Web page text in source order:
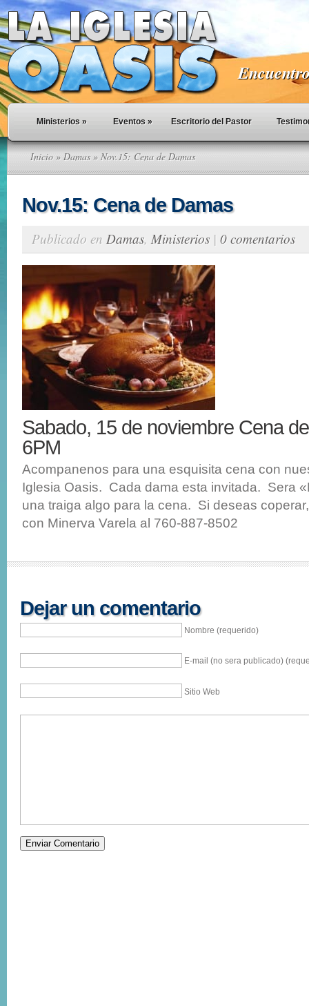
Ministerios » Eventos » Escritorio del Pastor
Inicio » Damas» Nov.15: Cena de Damas
Nov.15: Cena de Damas
Publicado en Damas, Ministerios | 0 comentarios
Sabado, 15 de noviembre Cena
6PM
Acompanenos para una esquisita cena con
Iglesia Oasis. Cada dama esta invitada. Sera
una traiga algo para la cena. Si deseas
con Minerva Varela al 760-887-8502
Dejar un comentario
Nombre (requerido)
E-mail (no sera publicado)
Sitio Web